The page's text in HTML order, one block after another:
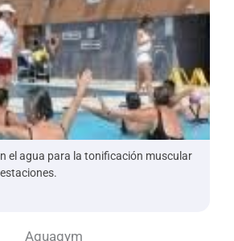
el agua para la tonificación muscular
Aquagym